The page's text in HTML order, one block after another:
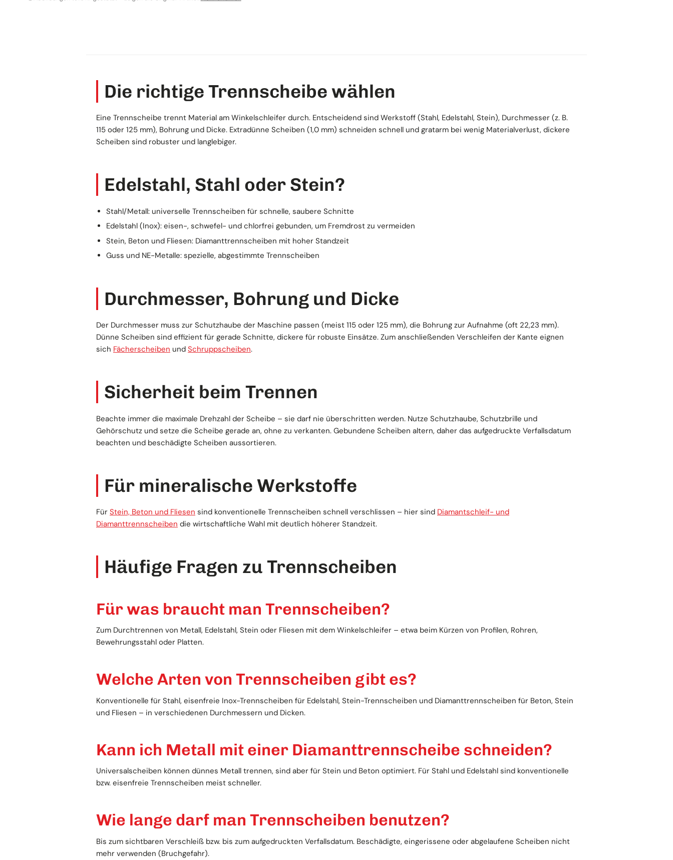
Die richtige Trennscheibe wählen
Eine Trennscheibe trennt Material am Winkelschleifer durch. Entscheidend sind Werkstoff (Stahl, Edelstahl, Stein), Durchmesser (z. B.
115 oder 125 mm), Bohrung und Dicke. Extradünne Scheiben (1,0 mm) schneiden schnell und gratarm bei wenig Materialverlust, dickere
Scheiben sind robuster und langlebiger.
Edelstahl, Stahl oder Stein?
Stahl/Metall: universelle Trennscheiben für schnelle, saubere Schnitte
Edelstahl (Inox): eisen-, schwefel- und chlorfrei gebunden, um Fremdrost zu vermeiden
Stein, Beton und Fliesen: Diamanttrennscheiben mit hoher Standzeit
Guss und NE-Metalle: spezielle, abgestimmte Trennscheiben
Durchmesser, Bohrung und Dicke
Der Durchmesser muss zur Schutzhaube der Maschine passen (meist 115 oder 125 mm), die Bohrung zur Aufnahme (oft 22,23 mm).
Dünne Scheiben sind effizient für gerade Schnitte, dickere für robuste Einsätze. Zum anschließenden Verschleifen der Kante eignen
sich Fächerscheiben und Schruppscheiben.
Sicherheit beim Trennen
Beachte immer die maximale Drehzahl der Scheibe – sie darf nie überschritten werden. Nutze Schutzhaube, Schutzbrille und
Gehörschutz und setze die Scheibe gerade an, ohne zu verkanten. Gebundene Scheiben altern, daher das aufgedruckte Verfallsdatum
beachten und beschädigte Scheiben aussortieren.
Für mineralische Werkstoffe
Für Stein, Beton und Fliesen sind konventionelle Trennscheiben schnell verschlissen – hier sind Diamantschleif- und
Diamanttrennscheiben die wirtschaftliche Wahl mit deutlich höherer Standzeit.
Häufige Fragen zu Trennscheiben
Für was braucht man Trennscheiben?
Zum Durchtrennen von Metall, Edelstahl, Stein oder Fliesen mit dem Winkelschleifer – etwa beim Kürzen von Profilen, Rohren,
Bewehrungsstahl oder Platten.
Welche Arten von Trennscheiben gibt es?
Konventionelle für Stahl, eisenfreie Inox-Trennscheiben für Edelstahl, Stein-Trennscheiben und Diamanttrennscheiben für Beton, Stein
und Fliesen – in verschiedenen Durchmessern und Dicken.
Kann ich Metall mit einer Diamanttrennscheibe schneiden?
Universalscheiben können dünnes Metall trennen, sind aber für Stein und Beton optimiert. Für Stahl und Edelstahl sind konventionelle
bzw. eisenfreie Trennscheiben meist schneller.
Wie lange darf man Trennscheiben benutzen?
Bis zum sichtbaren Verschleiß bzw. bis zum aufgedruckten Verfallsdatum. Beschädigte, eingerissene oder abgelaufene Scheiben nicht
mehr verwenden (Bruchgefahr).